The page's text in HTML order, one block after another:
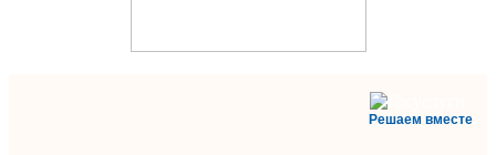
Решаем вместе